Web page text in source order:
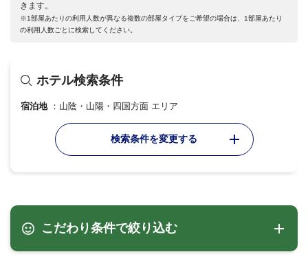
きます。
※1部屋あたりの利用人数が異なる複数の部屋タイプをご希望の場合は、1部屋あたり
の利用人数ごとに検索してください。
ホテル検索条件
宿泊地 山陰・山陽・四国方面 エリア
検索条件を変更する
こだわり条件で絞り込む